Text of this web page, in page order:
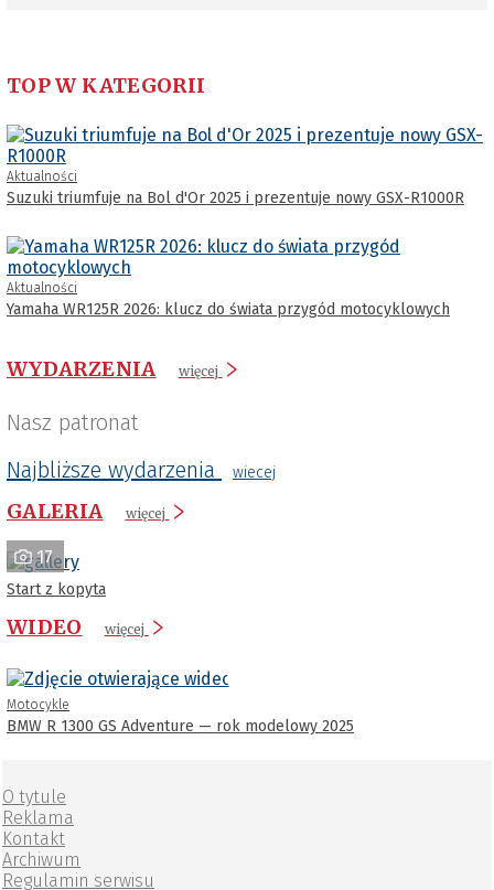
TOP W KATEGORII
Aktualności
Suzuki triumfuje na Bol d'Or 2025 i prezentuje nowy GSX-R1000R
Aktualności
Yamaha WR125R 2026: klucz do świata przygód motocyklowych
WYDARZENIA więcej
Nasz patronat
Najbliższe wydarzenia
wiecej
GALERIA więcej
17
Start z kopyta
WIDEO więcej
Motocykle
BMW R 1300 GS Adventure — rok modelowy 2025
O tytule
Reklama
Kontakt
Archiwum
Regulamin serwisu